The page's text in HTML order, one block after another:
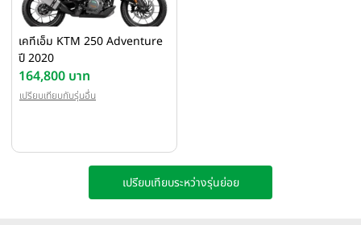
เคทีเอ็ม KTM 250 Adventure
ปี 2020
164,800 บาท
เปรียบเทียบกับรุ่นอื่น
เปรียบเทียบระหว่างรุ่นย่อย